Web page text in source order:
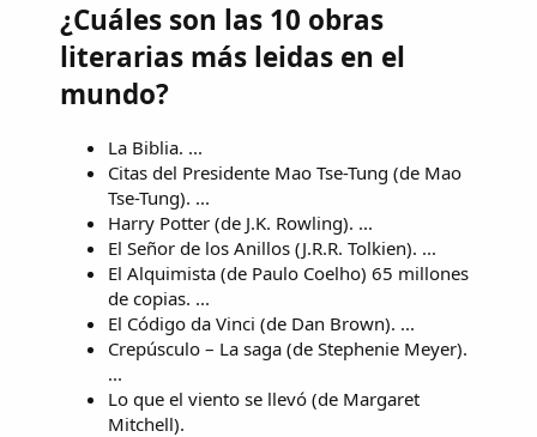
¿Cuáles son las 10 obras
literarias más leidas en el
mundo?
La Biblia. ...
Citas del Presidente Mao Tse-Tung (de Mao
Tse-Tung). ...
Harry Potter (de J.K. Rowling). ...
El Señor de los Anillos (J.R.R. Tolkien). ...
El Alquimista (de Paulo Coelho) 65 millones
de copias. ...
El Código da Vinci (de Dan Brown). ...
Crepúsculo – La saga (de Stephenie Meyer).
...
Lo que el viento se llevó (de Margaret
Mitchell).